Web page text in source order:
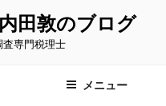
田敦のブログ
査専門税理士
メニュー